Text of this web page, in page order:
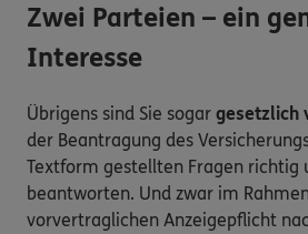
Zwei Parteien – ein
Interesse
Übrigens sind Sie sogar gesetzlich
der Beantragung des
Textform gestellten Fragen richtig
beantworten. Und zwar im
vorvertraglichen Anzeigepflicht